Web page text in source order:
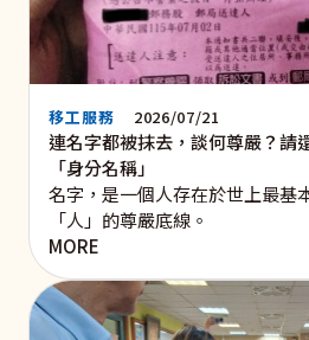
移工服務 2026/07/21
連名字都被抹去，談何尊嚴？請
「身分名稱」
名字，是一個人存在於世上最基
「人」的尊嚴底線。
MORE